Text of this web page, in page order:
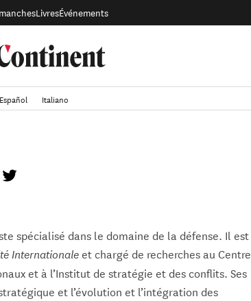
LivresÉvénements
Español Italiano
spécialisé dans le domaine de la défense. Il est
Internationale et chargé de recherches au Centre
et à l’Institut de stratégie et des conflits. Ses
et l’évolution et l’intégration des